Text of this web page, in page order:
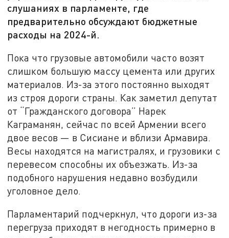
слушаниях в парламенте, где
предварительно обсуждают бюджетные
расходы на 2024-й.
Пока что грузовые автомобили часто возят
слишком большую массу цемента или других
материалов. Из-за этого постоянно выходят
из строя дороги страны. Как заметил депутат
от “Гражданского договора” Нарек
Каграманян, сейчас по всей Армении всего
двое весов — в Сисиане и вблизи Армавира.
Весы находятся на магистралях, и грузовики с
перевесом способны их объезжать. Из-за
подобного нарушения недавно возбудили
уголовное дело.
Парламентарий подчеркнул, что дороги из-за
перегруза приходят в негодность примерно в